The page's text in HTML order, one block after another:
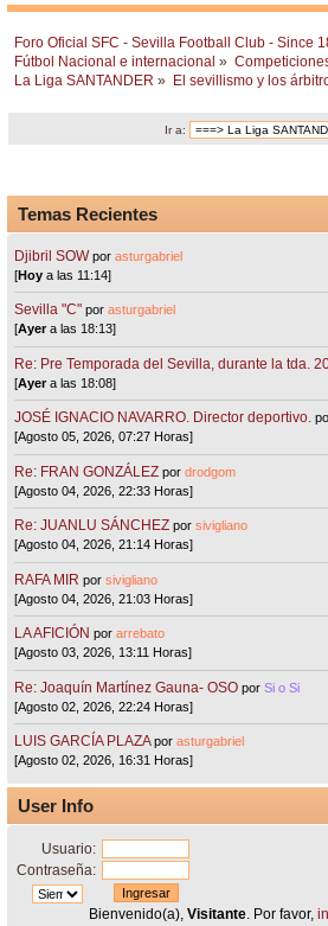
Foro Oficial SFC - Sevilla Football Club - Since
Fútbol Nacional e internacional »
La Liga SANTANDER » El sevillismo y los
Ir a:
Temas Recientes
Djibril SOW porasturgabriel
[Hoy a las 11:14]
Sevilla "C"porasturgabriel
[Ayera las 18:13]
Re: Pre Temporada del Sevilla, durante la tda.
[Ayera las 18:08]
JOSÉ IGNACIO NAVARRO. Director deportivo.
[Agosto 05, 2026, 07:27 Horas]
Re: FRAN GONZÁLEZ pordrodgom
[Agosto 04, 2026, 22:33 Horas]
Re: JUANLU SÁNCHEZ porsivigliano
[Agosto 04, 2026, 21:14 Horas]
RAFA MIR porsivigliano
[Agosto 04, 2026, 21:03 Horas]
LA AFICIÓN porarrebato
[Agosto 03, 2026, 13:11 Horas]
Re: Joaquín Martínez Gauna- OSO porSi o Si
[Agosto 02, 2026, 22:24 Horas]
LUIS GARCÍA PLAZA porasturgabriel
[Agosto 02, 2026, 16:31 Horas]
User Info
Usuario:
Contraseña:
Bienvenido(a), Visitante. Por favor,